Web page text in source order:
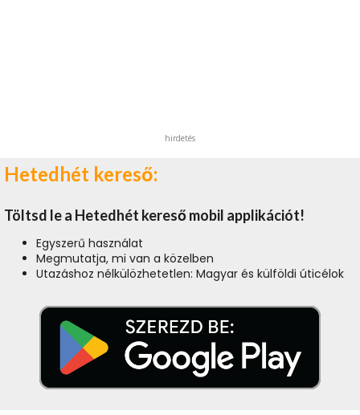
hirdetés
Hetedhét kereső:
Töltsd le a Hetedhét kereső mobil applikációt!
Egyszerű használat
Megmutatja, mi van a közelben
Utazáshoz nélkülözhetetlen: Magyar és külföldi úticélok